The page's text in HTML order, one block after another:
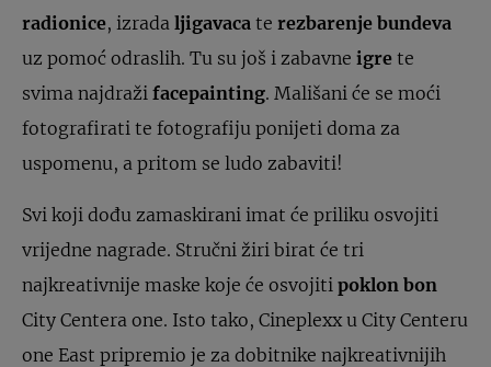
radionice, izrada ljigavaca te rezbarenje bundeva
uz pomoć odraslih. Tu su još i zabavne igre te
svima najdraži facepainting. Mališani će se moći
fotografirati te fotografiju ponijeti doma za
uspomenu, a pritom se ludo zabaviti!
Svi koji dođu zamaskirani imat će priliku osvojiti
vrijedne nagrade. Stručni žiri birat će tri
najkreativnije maske koje će osvojiti poklon bon
City Centera one. Isto tako, Cineplexx u City Centeru
one East pripremio je za dobitnike najkreativnijih